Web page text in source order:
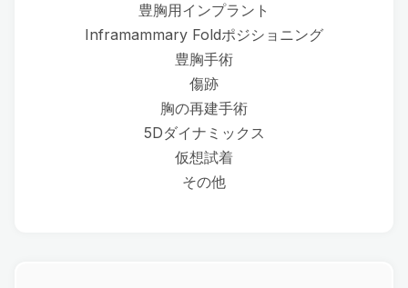
豊胸用インプラント
Inframammary Foldポジショニング
豊胸手術
傷跡
胸の再建手術
5Dダイナミックス
仮想試着
その他